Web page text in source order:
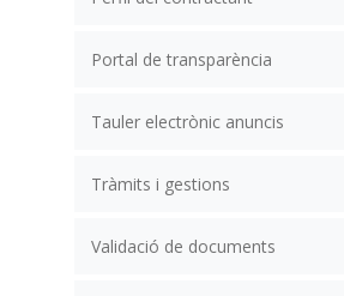
Portal de transparència
Tauler electrònic anuncis
Tràmits i gestions
Validació de documents